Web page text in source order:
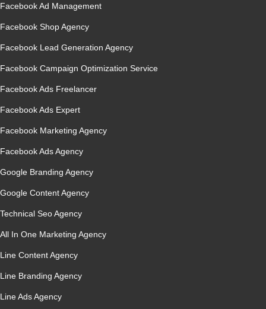
Facebook Ad Management
Facebook Shop Agency
Facebook Lead Generation Agency
Facebook Campaign Optimization Service
Facebook Ads Freelancer
Facebook Ads Expert
Facebook Marketing Agency
Facebook Ads Agency
Google Branding Agency
Google Content Agency
Technical Seo Agency
All In One Marketing Agency
Line Content Agency
Line Branding Agency
Line Ads Agency